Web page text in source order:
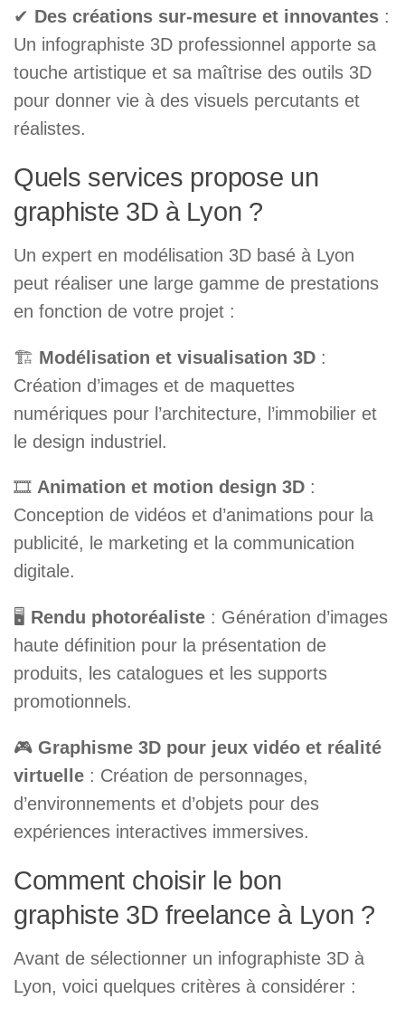
✔ Des créations sur-mesure et innovantes :
Un infographiste 3D professionnel apporte sa
touche artistique et sa maîtrise des outils 3D
pour donner vie à des visuels percutants et
réalistes.
Quels services propose un
graphiste 3D à Lyon ?
Un expert en modélisation 3D basé à Lyon
peut réaliser une large gamme de prestations
en fonction de votre projet :
🏗 Modélisation et visualisation 3D :
Création d’images et de maquettes
numériques pour l’architecture, l’immobilier et
le design industriel.
🎞 Animation et motion design 3D :
Conception de vidéos et d’animations pour la
publicité, le marketing et la communication
digitale.
🖥 Rendu photoréaliste : Génération d’images
haute définition pour la présentation de
produits, les catalogues et les supports
promotionnels.
🎮 Graphisme 3D pour jeux vidéo et réalité
virtuelle : Création de personnages,
d’environnements et d’objets pour des
expériences interactives immersives.
Comment choisir le bon
graphiste 3D freelance à Lyon ?
Avant de sélectionner un infographiste 3D à
Lyon, voici quelques critères à considérer :